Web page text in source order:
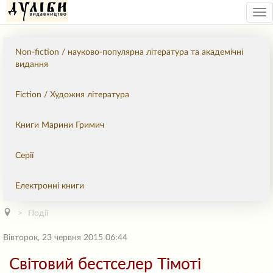
Non-fiction / науково-популярна література та академічні
видання
Fiction / Художня література
Книги Марини Гримич
Серії
Електронні книги
Події
Вівторок, 23 червня 2015 06:44
Світовий бестселер Тімоті